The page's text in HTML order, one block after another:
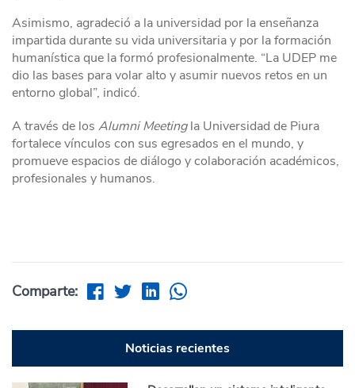
Asimismo, agradeció a la universidad por la enseñanza
impartida durante su vida universitaria y por la formación
humanística que la formó profesionalmente. “La UDEP me
dio las bases para volar alto y asumir nuevos retos en un
entorno global”, indicó.
A través de los Alumni Meetingla Universidad de Piura
fortalece vínculos con sus egresados en el mundo, y
promueve espacios de diálogo y colaboración académicos,
profesionales y humanos.
Comparte:
Noticias recientes